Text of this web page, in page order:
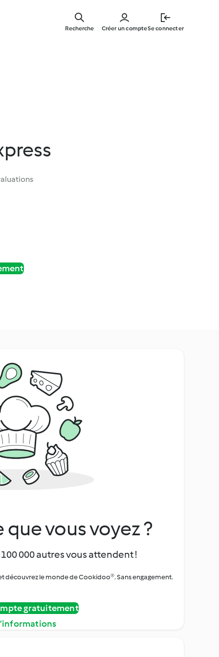
main
Créer un compteSe connecter
Recherche
vous voyez ?
000 autres vous attendent !
découvrez le monde de Cookidoo®. Sans engagement.
gratuitement